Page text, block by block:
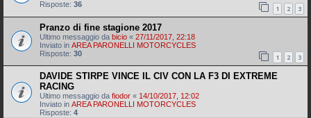
Risposte: 36 1 2 3
Pranzo di fine stagione 2017
Ultimo messaggio da bicio « 27/11/2017, 22:18
Inviato in AREA PARONELLI MOTORCYCLES
Risposte: 30 1 2 3
DAVIDE STIRPE VINCE IL CIV CON LA F3 DI EXTREME
RACING
Ultimo messaggio da fiodor « 14/10/2017, 12:02
Inviato in AREA PARONELLI MOTORCYCLES
Risposte: 4